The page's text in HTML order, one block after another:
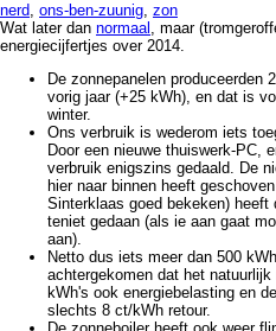
nerd, ons-ben-zuunig, zon
Wat later dan normaal , maar
energiecijfertjes over 2014.
De zonnepanelen produceerden
vorig jaar (+25 kWh), en dat is
winter.
Ons verbruik is wederom iets
Door een nieuwe thuiswerk-PC,
verbruik enigszins gedaald. De
hier naar binnen heeft
Sinterklaas goed bekeken) heeft
teniet gedaan (als ie aan gaat
aan).
Netto dus iets meer dan 500
achtergekomen dat het
kWh's ook energiebelasting en
slechts 8 ct/kWh retour.